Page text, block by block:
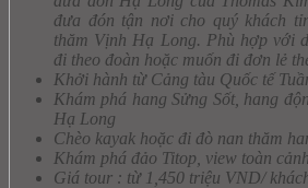
đưa đón tận nơi cho quý khách
thăm Vịnh Hạ Long. Phù hợp với
đi theo đoàn hoặc muốn đi đơn lẻ
Khởi hành từ Cảng tàu Quốc tế
Khám phá hang Sửng Sốt, hang
Hạ Long
Chèo kayak hoặc đi đò nan thăm
Khám phá đảo Titop, view toàn
Giá tour : từ 1,450 triệu VND/